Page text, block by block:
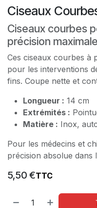
Ciseaux
Ciseaux courbes
précision maximale
Ces ciseaux courbes à
pour les interventions
fins. Coupe nette et
Longueur : 14 cm
Extrémités :
Matière : Inox,
Pour les médecins et
précision absolue dans
5,50 €TTC